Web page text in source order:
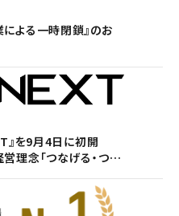
よる一時閉鎖』のお
』を9月4日に初開
理念「つなげる・つな
誤送信防止市場でシ
聞けないPPAP問題～
よる一時閉鎖』のお
よる一時閉鎖』のお